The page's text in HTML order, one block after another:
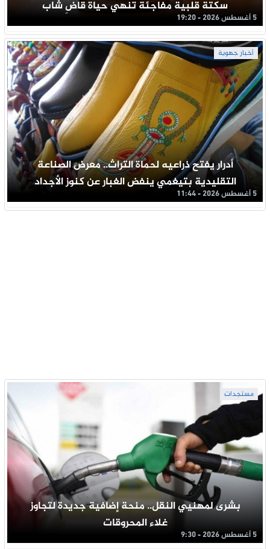
سكتة قلبية مفاجئة تنهي حياة قاضِ شاب
5 أغسطس 2026 - 19:20
أخبار جهوية
أدرار يفتح ذراعيه لحماة التراث.. معرض الصناعة
التقليدية بتيغمي ينفض الغبار عن كنوز الأجداد
5 أغسطس 2026 - 11:44
مستجدات
بشرى لمهنيي النقل.. منحة إضافية جديدة لتجاوز
غلاء المحروقات
5 أغسطس 2026 - 9:30